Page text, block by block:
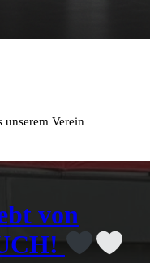
Verein
von